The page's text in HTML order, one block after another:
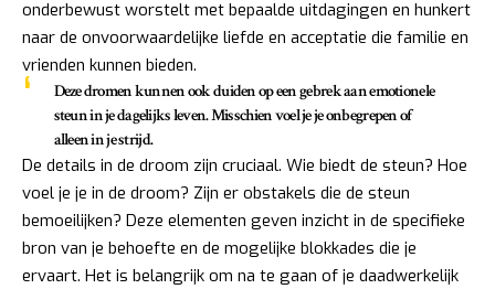
onderbewust worstelt met bepaalde uitdagingen en hunkert
naar de onvoorwaardelijke liefde en acceptatie die familie en
vrienden kunnen bieden.
Deze dromen kunnen ook duiden op eengebrek aan emotionele
steunin je dagelijks leven. Misschien voel je je onbegrepen of
alleen in je strijd.
De details in de droom zijn cruciaal. Wie biedt de steun? Hoe
voel je je in de droom? Zijn er obstakels die de steun
bemoeilijken? Deze elementen geven inzicht in de specifieke
bron van je behoefte en de mogelijke blokkades die je
ervaart. Het is belangrijk om na te gaan of je daadwerkelijk